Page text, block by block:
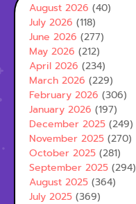
August 2026 (40)
July 2026 (118)
June 2026 (277)
May 2026 (212)
April 2026 (234)
March 2026 (229)
February 2026 (306)
January 2026 (197)
December 2025 (249)
November 2025 (270)
October 2025 (281)
September 2025 (294)
August 2025 (364)
July 2025 (369)